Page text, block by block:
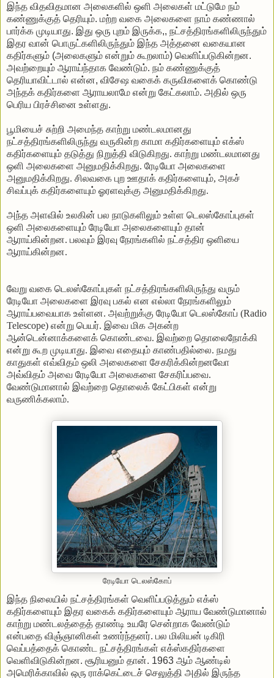
இந்த விதவிதமான அலைகளில் ஒளி அலைகள் மட்டுமே நம்
கண்ணுக்குத் தெரியும். மற்ற வகை அலைகளை நாம் கண்ணால்
பார்க்க முடியாது. இது ஒரு புறம் இருக்க,, நட்சத்திரங்களிலிருந்தும்
இதர வான் பொருட்களிலிருந்தும் இந்த அத்தனை வகையான
கதிர்களும் (அலைகளும் என்றும் கூறலாம்) வெளிப்படுகின்றன.
அவற்றையும் ஆராய்ந்தாக வேண்டும். நம் கண்ணுக்குத்
தெரியாவிட்டால் என்ன, விசேஷ வகைக் கருவிகளைக் கொண்டு
அந்தக் கதிர்களை ஆராயலாமே என்று கேட்கலாம். அதில் ஒரு
பெரிய பிரச்சினை உள்ளது.
பூமியைச் சுற்றி அமைந்த காற்று மண்டலமானது
நட்சத்திரங்களிலிருந்து வருகின்ற காமா கதிர்களையும் எக்ஸ்
கதிர்களையும் தடுத்து நிறுத்தி விடுகிறது. காற்று மண்டலமானது
ஒளி அலைகளை அனுமதிக்கிறது. ரேடியோ அலைகளை
அனுமதிக்கிறது. சிலவகை புற ஊதாக் கதிர்களையும், அகச்
சிவப்புக் கதிர்களையும் ஓரளவுக்கு அனுமதிக்கிறது.
அந்த அளவில் உலகின் பல நாடுகளிலும் உள்ள டெலஸ்கோப்புகள்
ஒளி அலைகளையும் ரேடியோ அலைகளையும் தான்
ஆராய்கின்றன. பலவும் இரவு நேரங்களில் நட்சத்திர ஒளியை
ஆராய்கின்றன.
வேறு வகை டெலஸ்கோப்புகள் நட்சத்திரங்களிலிருந்து வரும்
ரேடியோ அலைகளை இரவு பகல் என எல்லா நேரங்களிலும்
ஆராய்பவையாக உள்ளன. அவற்றுக்கு ரேடியோ டெலஸ்கோப் (Radio
Telescope) என்று பெயர். இவை மிக அகன்ற
ஆன்டென்னாக்களைக் கொண்டவை. இவற்றை தொலைநோக்கி
என்று கூற முடியாது. இவை எதையும் காண்பதில்லை. நமது
காதுகள் எவ்விதம் ஒலி அலைகளை சேகரிக்கின்றனவோ
அவ்விதம் அவை ரேடியோ அலைகளை சேகரிப்பவை.
வேண்டுமானால் இவற்றை தொலைக் கேட்பிகள் என்று
வருணிக்கலாம்.
ரேடியோ டெலஸ்கோப்
இந்த நிலையில் நட்சத்திரங்கள் வெளிப்படுத்தும் எக்ஸ்
கதிர்களையும் இதர வகைக் கதிர்களையும் ஆராய வேண்டுமானால்
காற்று மண்டலத்தைத் தாண்டி உயரே சென்றாக வேண்டும்
என்பதை விஞ்ஞானிகள் உணர்ந்தனர். பல மிலியன் டிகிரி
வெப்பத்தைக் கொண்ட நட்சத்திரங்கள் எக்ஸ்கதிர்களை
வெளிவிடுகின்றன. சூரியனும் தான். 1963 ஆம் ஆண்டில்
அமெரிக்காவில் ஒரு ராக்கெட்டைச் செலுத்தி அதில் இருந்த